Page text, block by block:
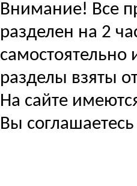
Внимание! Все
разделен на 2
самостоятельно
разделы взяты
На сайте
Вы